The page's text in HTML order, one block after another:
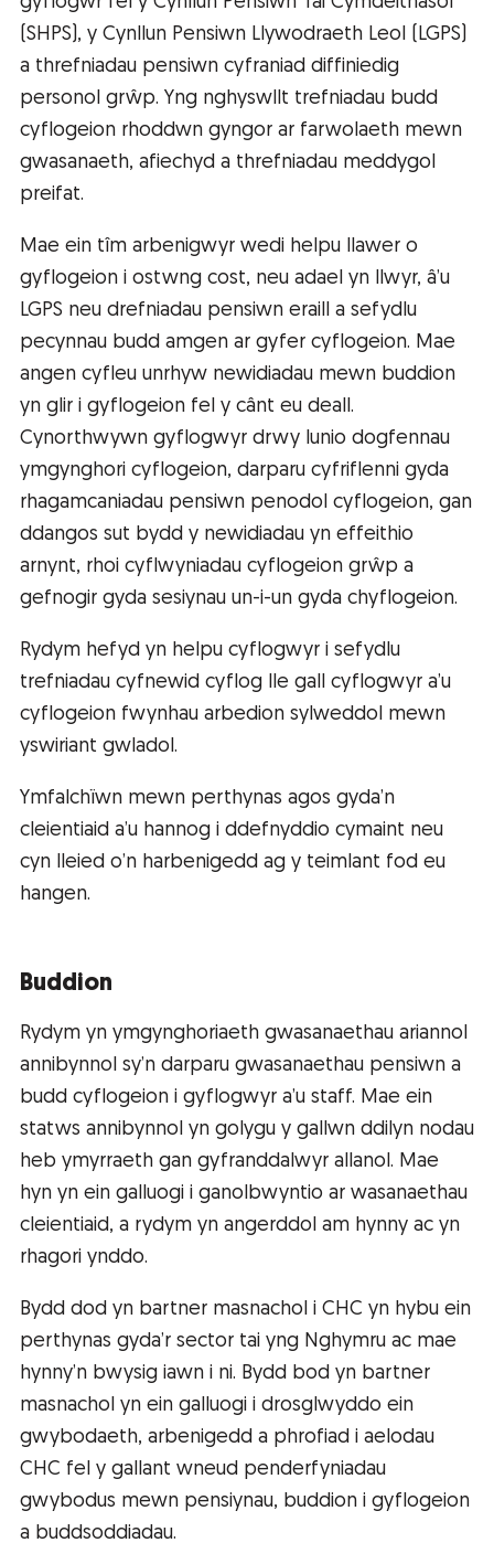
(SHPS), y Cynllun Pensiwn Llywodraeth Leol (LGPS)
a threfniadau pensiwn cyfraniad diffiniedig
personol grŵp. Yng nghyswllt trefniadau budd
cyflogeion rhoddwn gyngor ar farwolaeth mewn
gwasanaeth, afiechyd a threfniadau meddygol
preifat.
Mae ein tîm arbenigwyr wedi helpu llawer o
gyflogeion i ostwng cost, neu adael yn llwyr, â’u
LGPS neu drefniadau pensiwn eraill a sefydlu
pecynnau budd amgen ar gyfer cyflogeion. Mae
angen cyfleu unrhyw newidiadau mewn buddion
yn glir i gyflogeion fel y cânt eu deall.
Cynorthwywn gyflogwyr drwy lunio dogfennau
ymgynghori cyflogeion, darparu cyfriflenni gyda
rhagamcaniadau pensiwn penodol cyflogeion, gan
ddangos sut bydd y newidiadau yn effeithio
arnynt, rhoi cyflwyniadau cyflogeion grŵp a
gefnogir gyda sesiynau un-i-un gyda chyflogeion.
Rydym hefyd yn helpu cyflogwyr i sefydlu
trefniadau cyfnewid cyflog lle gall cyflogwyr a’u
cyflogeion fwynhau arbedion sylweddol mewn
yswiriant gwladol.
Ymfalchïwn mewn perthynas agos gyda’n
cleientiaid a’u hannog i ddefnyddio cymaint neu
cyn lleied o’n harbenigedd ag y teimlant fod eu
hangen.
Buddion
Rydym yn ymgynghoriaeth gwasanaethau ariannol
annibynnol sy’n darparu gwasanaethau pensiwn a
budd cyflogeion i gyflogwyr a’u staff. Mae ein
statws annibynnol yn golygu y gallwn ddilyn nodau
heb ymyrraeth gan gyfranddalwyr allanol. Mae
hyn yn ein galluogi i ganolbwyntio ar wasanaethau
cleientiaid, a rydym yn angerddol am hynny ac yn
rhagori ynddo.
Bydd dod yn bartner masnachol i CHC yn hybu ein
perthynas gyda’r sector tai yng Nghymru ac mae
hynny’n bwysig iawn i ni. Bydd bod yn bartner
masnachol yn ein galluogi i drosglwyddo ein
gwybodaeth, arbenigedd a phrofiad i aelodau
CHC fel y gallant wneud penderfyniadau
gwybodus mewn pensiynau, buddion i gyflogeion
a buddsoddiadau.